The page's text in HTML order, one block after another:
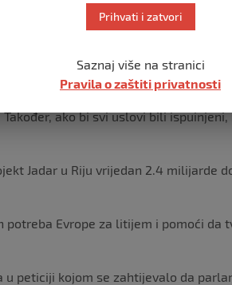
kampanju koja je potrebna”, rekao
koristi se u baterijama za
58.000 tona litijum karbonata
ako bi svi uslovi bili ispuinjeni,
Jadar u Riju vrijedan 2.4 milijarde
Evrope za litijem i pomoći da
u peticiji kojom se zahtijevalo da
Prihvati i zatvori
Saznaj više na stranici
Pravila o zaštiti privatnosti